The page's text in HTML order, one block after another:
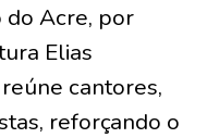
Acre, por
Elias
cantores,
reforçando o